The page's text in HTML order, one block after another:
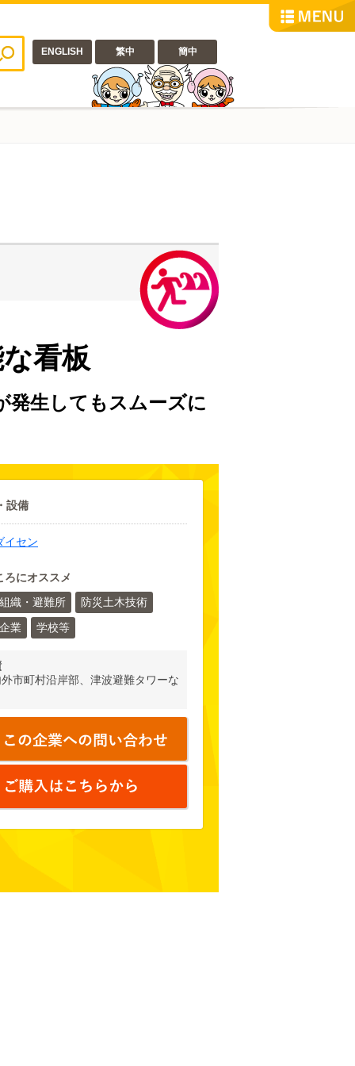
ENGLISH 繁中 簡中
看板
発生してもスムーズに
設備
イセン
ろにオススメ
織・避難所
防災土木技術
業
学校等
市町村沿岸部、津波避難タワーな